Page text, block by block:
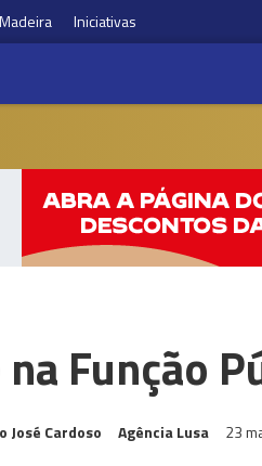
Iniciativas
Função
José Cardoso Agência Lusa 23